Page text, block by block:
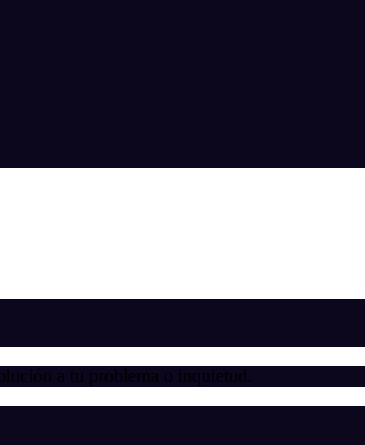
a tu problema o inquietud.